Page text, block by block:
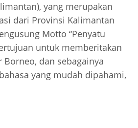
yang merupakan
dari Provinsi Kalimantan
Motto “Penyatu
untuk memberitakan
dan sebagainya
yang mudah dipahami,